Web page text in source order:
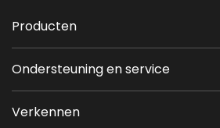
Producten
Ondersteuning en service
Verkennen